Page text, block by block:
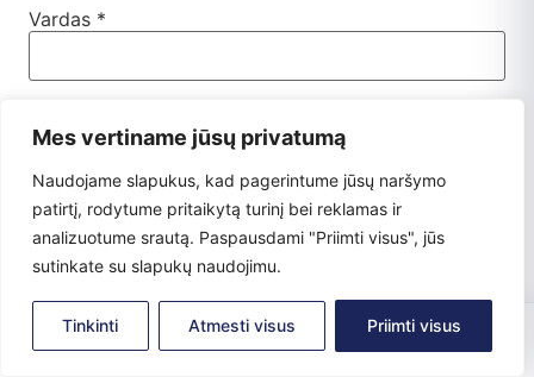
Mes vertiname jūsų privatumą
Naudojame slapukus, kad pagerintume jūsų naršymo
patirtį, rodytume pritaikytą turinį bei reklamas ir
analizuotume srautą. Paspausdami "Priimti visus", jūs
sutinkate su slapukų naudojimu.
Tinkinti Atmesti visus Priimti visus
Vardas *
Interneto puslapis
Noriu savo interneto naršyklėje išsaugoti vardą, el.
pašto adresą ir interneto puslapį, kad jų nebereiktų
Pradžia Parduotuvė Paskyra
Krepšelis